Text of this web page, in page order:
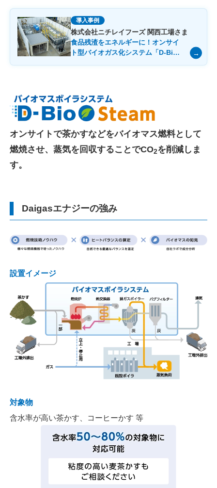
導入事例
株式会社ニチレイフーズ 関西工場さま
食品残渣をエネルギーに！オンサイ
ト型バイオガス化システム「D-Bio
オンサイトで茶かすなどをバイオマス燃料として
燃焼させ、蒸気を回収することでCO2を削減しま
す。
Daigasエナジーの強み
設置イメージ
対象物
含水率が高い茶かす、コーヒーかす 等